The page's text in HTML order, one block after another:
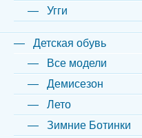
Угги
Детская обувь
Все модели
Демисезон
Лето
Зимние Ботинки